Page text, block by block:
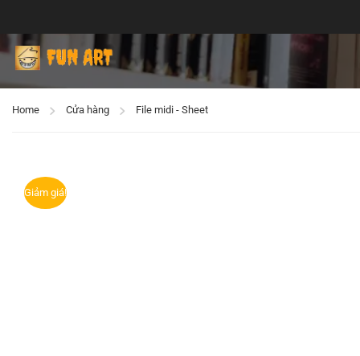
Home Cửa hàng File midi - Sheet
Giảm giá!